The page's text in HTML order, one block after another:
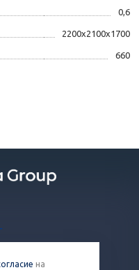
0,6
2200х2100х1700
660
на